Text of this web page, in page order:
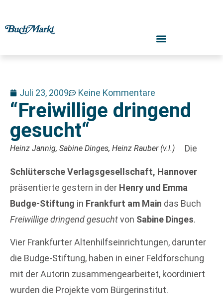
Juli 23, 2009 Keine Kommentare
“Freiwillige dringend
gesucht“
Heinz Jannig, Sabine Dinges, Heinz Rauber (v.l.) Die
Schlütersche Verlagsgesellschaft, Hannover
präsentierte gestern in der Henry und Emma
Budge-Stiftung in Frankfurt am Main das Buch
Freiwillige dringend gesuchtvon Sabine Dinges.
Vier Frankfurter Altenhilfseinrichtungen, darunter
die Budge-Stiftung, haben in einer Feldforschung
mit der Autorin zusammengearbeitet, koordiniert
wurden die Projekte vom Bürgerinstitut.